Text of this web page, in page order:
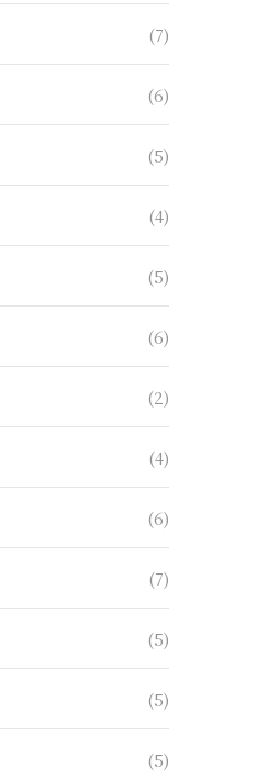
(7)
(6)
(5)
(4)
(5)
(6)
(2)
(4)
(6)
(7)
(5)
(5)
(5)